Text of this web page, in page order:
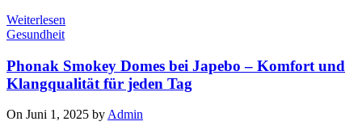
Weiterlesen
Gesundheit
Phonak Smokey Domes bei Japebo – Komfort und
Klangqualität für jeden Tag
On Juni 1, 2025 byAdmin